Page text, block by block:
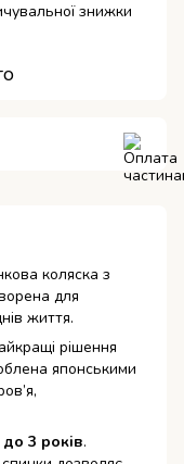
знижки
коляска з
для
життя.
рішення
японськими
3 років.